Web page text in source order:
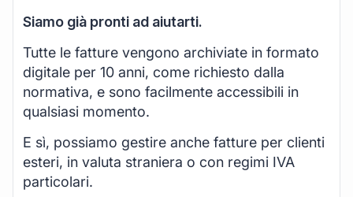
Siamo già pronti ad aiutarti.
Tutte le fatture vengono archiviate in formato
digitale per 10 anni, come richiesto dalla
normativa, e sono facilmente accessibili in
qualsiasi momento.
E sì, possiamo gestire anche fatture per clienti
esteri, in valuta straniera o con regimi IVA
particolari.